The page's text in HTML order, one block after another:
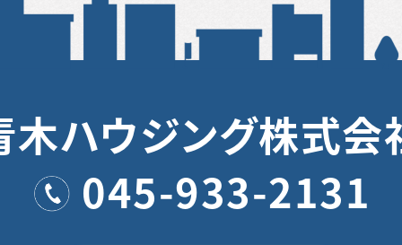
木ハウジング株式会
045-933-2131